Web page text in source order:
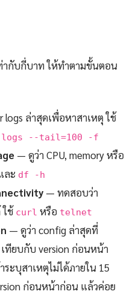
ากับกี่บาท ให้ทำตามขั้นตอน
logs ล่าสุดเพื่อหาสาเหตุ ใช้
logs --tail=100 -f
— ดูว่า CPU, memory หรือ
ละ df -h
— ทดสอบว่า
ใช้ curl หรือ telnet
— ดูว่า config ล่าสุดที่
ทียบกับ version ก่อนหน้า
ะบุสาเหตุไม่ได้ภายใน 15
ก่อนหน้าก่อน แล้วค่อย